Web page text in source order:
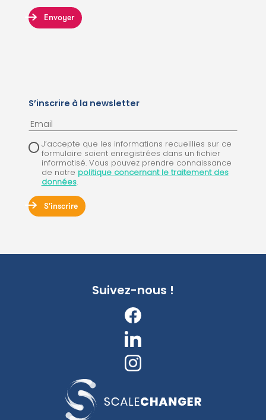
Envoyer
S’inscrire à la newsletter
J’accepte que les informations recueillies sur ce
formulaire soient enregistrées dans un fichier
informatisé. Vous pouvez prendre connaissance
de notre politique concernant le traitement des
données.
S'inscrire
Suivez-nous !